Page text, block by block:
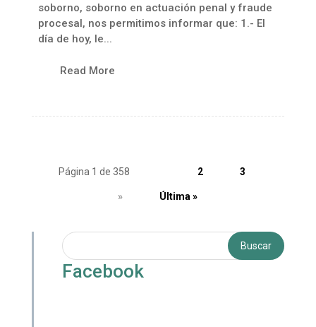
soborno, soborno en actuación penal y fraude
procesal, nos permitimos informar que: 1.- El
día de hoy, le...
Read More
Página 1 de 358 2 3
» Última »
Facebook